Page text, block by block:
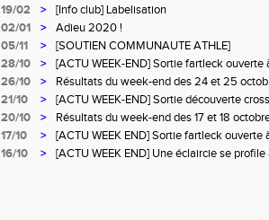
19/02
>
[Info club] Labelisation
02/01
>
Adieu 2020 !
05/11
>
[SOUTIEN COMMUNAUTE ATHLE]
28/10
>
[ACTU WEEK-END] Sortie fartleck
runners.
26/10 >
Résultats du week-end des 24 et 25
21/10
>
[ACTU WEEK-END] Sortie découverte
tous runners.
20/10 >
Résultats du week-end des 17 et 18
17/10
>
[ACTU WEEK END] Sortie fartleck ouverte
runners.
16/10 >
[ACTU WEEK END] Une éclaircie se